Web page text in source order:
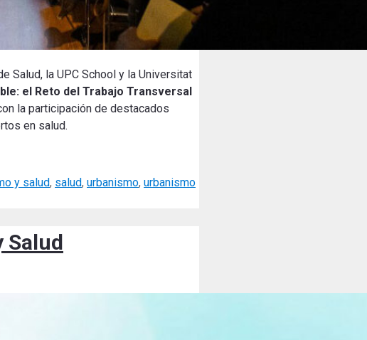
Salud, la UPC School y la Universitat
el Reto del Trabajo Transversal
la participación de destacados
en salud.
y salud, salud, urbanismo, urbanismo
Salud